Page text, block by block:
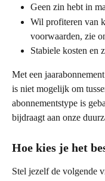
Geen zin hebt in
Wil profiteren van
voorwaarden, zie
Stabiele kosten en
Met een
is niet mogelijk om
abonnementstype is
bijdraagt aan onze
Hoe kies je het
Stel jezelf de volgende